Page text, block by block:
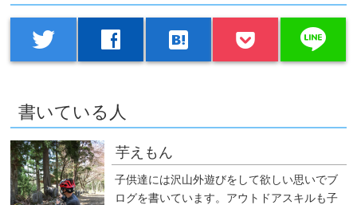
twitter facebook hatenabookmark line
書いている人
芋えもん
子供達には沢山外遊びをして欲しい思いでブ
ログを書いています。アウトドアスキルも子